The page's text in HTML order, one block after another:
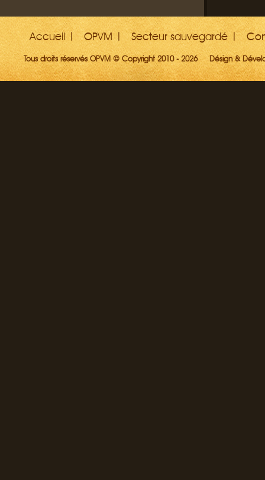
Accueil OPVM Secteur sauvegardé
Tous droits réservés OPVM © Copyright 2010 - 2026 Désign &